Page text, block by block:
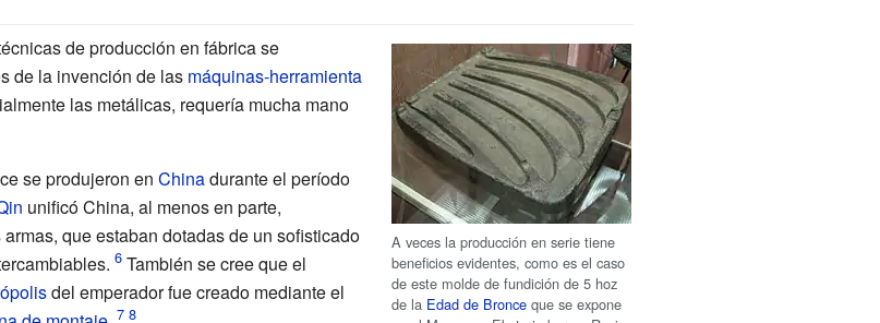
A veces la producción en serie tiene
beneficios evidentes, como es el caso
de este molde de fundición de 5 hoz
de la Edad de Bronce que se expone
de producción en fábrica se
de la invención de las máquinas-herramienta
las metálicas, requería mucha mano
se produjeron en Chinadurante el período
unificó China, al menos en parte,
que estaban dotadas de un sofisticado
También se cree que el
del emperador fue creado mediante el